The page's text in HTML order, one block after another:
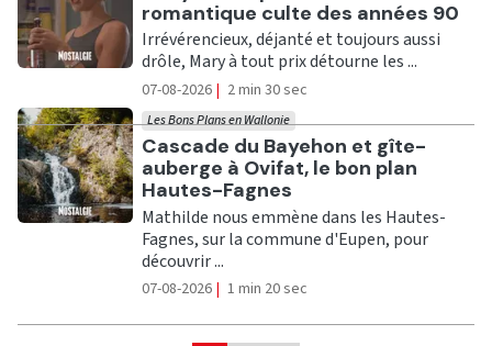
romantique culte des années 90
Irrévérencieux, déjanté et toujours aussi
drôle, Mary à tout prix détourne les ...
07-08-2026 | 2 min 30 sec
Ecouter
Cascade du Bayehon et gîte-
auberge à Ovifat, le bon plan
Hautes-Fagnes
Les Bons Plans en Wallonie
Mathilde nous emmène dans les Hautes-
Fagnes, sur la commune d'Eupen, pour
découvrir ...
07-08-2026 | 1 min 20 sec